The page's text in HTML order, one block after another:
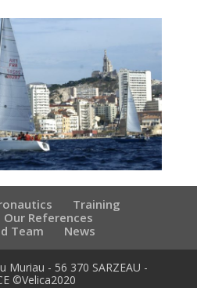
Training
Our References
Team
News
Muriau - 56 370 SARZEAU -
©Velica2020